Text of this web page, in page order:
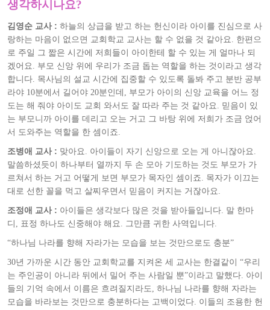
생각하시나요?
김영순 교사 : 하늘의 상급을 받고 하는 헌신이라 아이를 진심으로 사
랑하는 마음이 없으면 교회학교 교사는 할 수 없을 것 같아요. 한편으
로 주일 그 짧은 시간에 저희들이 아이한테 할 수 있는 게 얼마나 되
겠어요. 부모 신앙 위에 우리가 조금 돕는 역할을 하는 것이라고 생각
합니다. 목사님의 설교 시간에 집중할 수 있도록 돌봐 주고 분반 공부
라야 10분에서 길어야 20분인데, 부모가 아이의 신앙 교육을 어느 정
도는 해 줘야 아이도 교회 와서도 잘 따라 주는 것 같아요. 믿음이 있
는 부모니까 아이를 데리고 오는 거고 그 바탕 위에 저희가 조금 얹어
서 도와주는 역할을 한 셈이죠.
조병애 교사 : 맞아요. 아이들이 자기 신앙으로 오는 게 아니잖아요.
말씀하셨듯이 하나부터 열까지 두 손 모아 기도하는 것도 부모가 가
르쳐서 하는 거고 어떻게 보면 부모가 목자인 셈이죠. 목자가 이끄는
대로 선한 꼴을 먹고 살찌우면서 믿음이 커지는 거잖아요.
조정애 교사 : 아이들은 생각보다 많은 것을 받아들입니다. 말 한마
디, 표정 하나도 신중해야 해요. 그만큼 귀한 사역입니다.
“하나님 나라를 향해 자라가는 모습을 보는 것만으로도 충분”
30년 가까운 시간 동안 교회학교를 지켜온 세 교사는 한결같이 “우리
는 주인공이 아니라 뒤에서 밀어 주는 사람일 뿐”이라고 말했다. 아이
들의 기억 속에서 이름은 흐려질지라도, 하나님 나라를 향해 자라는
모습을 바라보는 것만으로 충분하다는 고백이었다. 이들의 조용한 헌